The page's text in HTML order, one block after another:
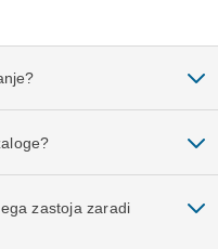
zastoja zaradi